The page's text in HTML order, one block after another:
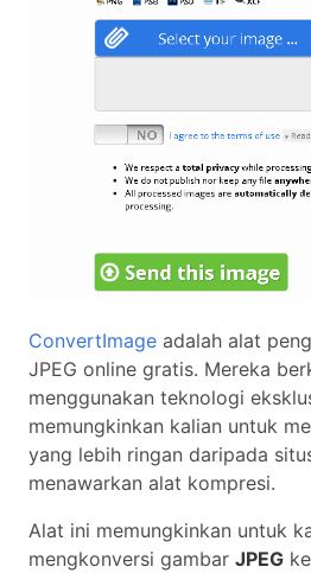
ConvertImage adalah alat
JPEG online gratis. Mereka
menggunakan teknologi
memungkinkan kalian untuk
yang lebih ringan daripada
menawarkan alat kompresi.
Alat ini memungkinkan untuk
mengkonversi gambar JPEG